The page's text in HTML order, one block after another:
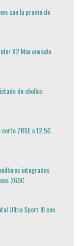
con la promo de
X2 Max enviado
de chollos
ZRSE a 12,5€
integrados
260€
Ultra Sport III con